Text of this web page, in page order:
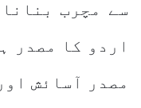
سے مچرب بنانا
اردو کا مصدر
مصدر آسائش